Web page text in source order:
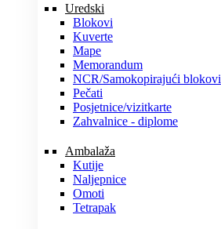
Uredski
Blokovi
Kuverte
Mape
Memorandum
NCR/Samokopirajući blokovi
Pečati
Posjetnice/vizitkarte
Zahvalnice - diplome
Ambalaža
Kutije
Naljepnice
Omoti
Tetrapak